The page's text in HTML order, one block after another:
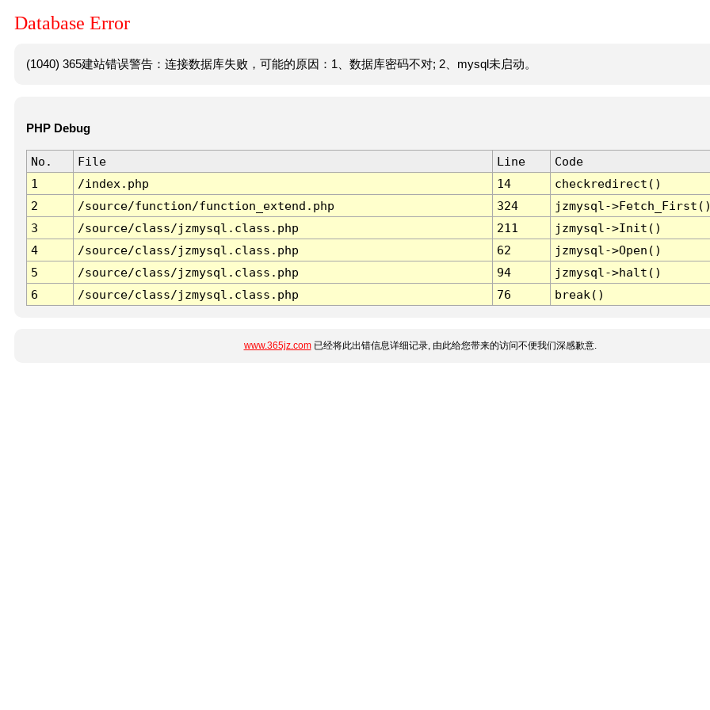
Database Error
(1040) 365建站错误警告：连接数据库失败，可能的原因：1、数据库密码不对; 2、mysql未启动。
PHP Debug
No. File Line
Code
1
/index.php 14
checkredirect()
2
/source/function/function_extend.php 324
jzmysql-
3
/source/class/jzmysql.class.php 211
jzmysql->Init()
4
/source/class/jzmysql.class.php 62
jzmysql->Open()
5
/source/class/jzmysql.class.php 94
jzmysql->halt()
6
/source/class/jzmysql.class.php 76 break()
www.365jz.com已经将此出错信息详细记录, 由此给您带来的访问不便我们深感歉意.